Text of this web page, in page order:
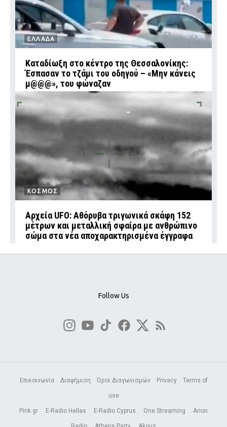
ΕΛΛΑΔΑ
Καταδίωξη στο κέντρο της Θεσσαλονίκης:
Έσπασαν το τζάμι του οδηγού – «Μην κάνεις
μ@@@», του φώναζαν
ΚΟΣΜΟΣ
Αρχεία UFO: Αθόρυβα τριγωνικά σκάφη 152
μέτρων και μεταλλική σφαίρα με ανθρώπινο
σώμα στα νέα αποχαρακτηρισμένα έγγραφα
Follow Us
Επικοινωνία Διαφήμιση Όροι Διαγωνισμών Privacy Terms of
use
Pink.gr E-Radio Hellas E-Radio Cyprus One Streaming Arion